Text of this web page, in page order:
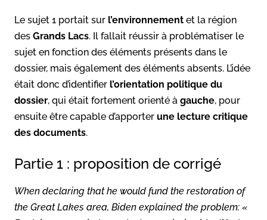
Le sujet 1 portait sur l’environnement et la région
des Grands Lacs. Il fallait réussir à problématiser le
sujet en fonction des éléments présents dans le
dossier, mais également des éléments absents. L’idée
était donc d’identifier l’orientation politique du
dossier, qui était fortement orienté à gauche, pour
ensuite être capable d’apporter une lecture critique
des documents.
Partie 1 : proposition de corrigé
When declaring that he would fund the restoration of
the Great Lakes area, Biden explained the problem: «